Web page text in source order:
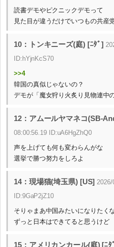
読書デモやピクニックデモって
見た目が違うだけでいつもの共産
10：トンキニーズ(庭) [ﾆﾀﾞ]
ID:hYjnKcS70
>>4
韓国の真似じゃないの？
デモが「魔女狩り火炙り見物連中
12：アムールヤマネコ(SB-
08:00:56.19 ID:uA6HgZhQ0
声を上げても何も変わらんがな
選挙で勝つ努力をしろよ
14：現場猫(埼玉県) [US] 2026/
ID:9GaP2jZ10
そりゃまあ中国みたいになりたく
ずっと日本はできてると思うけど
15：アメリカンカール(庭) [ﾆﾀ